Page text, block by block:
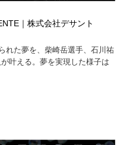
｜株式会社デサント
れた夢を、柴崎岳選手、石川祐
叶える。夢を実現した様子は